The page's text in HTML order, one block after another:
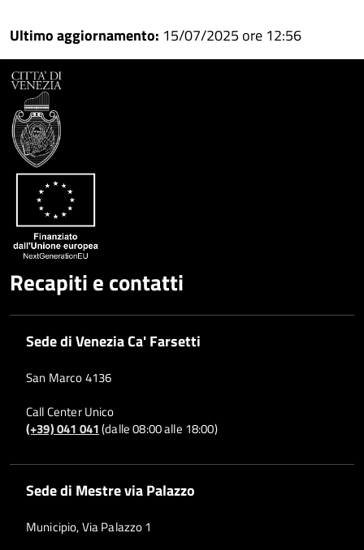
su
Facebook
Condividi
su
Condividi
Ultimo aggiornamento: 15/07/2025 ore 12:56
Recapiti e contatti
Sede di Venezia Ca' Farsetti
San Marco 4136
Call Center Unico
(+39) 041 041(dalle 08:00 alle 18:00)
Sede di Mestre via Palazzo
Municipio, Via Palazzo 1